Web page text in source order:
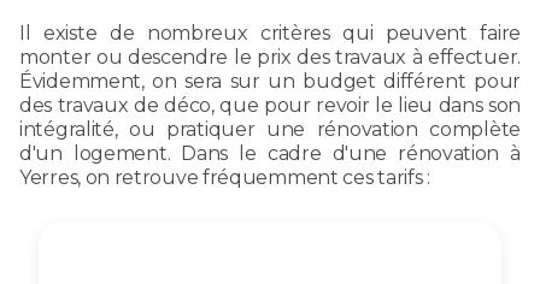
Il existe de nombreux critères qui peuvent faire
monter ou descendre le prix des travaux à effectuer.
Évidemment, on sera sur un budget différent pour
des travaux de déco, que pour revoir le lieu dans son
intégralité, ou pratiquer une rénovation complète
d'un logement. Dans le cadre d'une rénovation à
Yerres, on retrouve fréquemment ces tarifs :